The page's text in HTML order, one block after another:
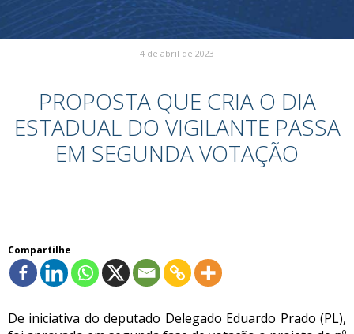
4 de abril de 2023
PROPOSTA QUE CRIA O DIA
ESTADUAL DO VIGILANTE PASSA
EM SEGUNDA VOTAÇÃO
Compartilhe
De iniciativa do deputado Delegado Eduardo Prado (PL),